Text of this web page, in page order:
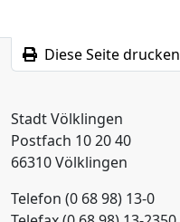
Diese Seite drucken
Stadt Völklingen
Postfach 10 20 40
66310 Völklingen
Telefon (0 68 98) 13-0